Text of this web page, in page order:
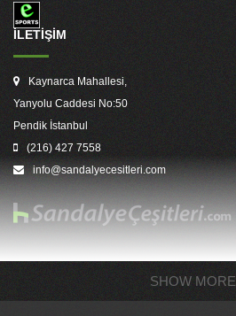
İLETİŞİM
Kaynarca Mahallesi,
Yanyolu Caddesi No:50
Pendik İstanbul
(216) 427 7558
info@sandalyecesitleri.com
SHOW MORE